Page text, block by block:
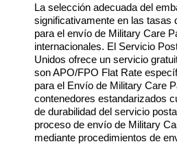
La selección adecuada del
significativamente en las tasas
para el envío de Military Care
internacionales. El Servicio
Unidos ofrece un servicio
son APO/FPO Flat Rate
para el Envío de Military Care
contenedores estandarizados
de durabilidad del servicio
proceso de envío de Military
mediante procedimientos de